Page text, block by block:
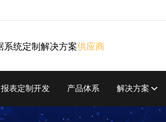
系统定制解决方案供应商
报表定制开发 产品体系 解决方案